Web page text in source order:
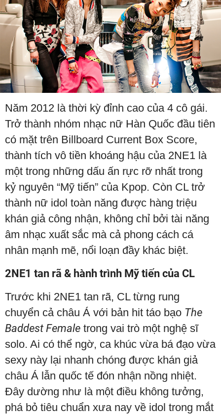
Năm 2012 là thời kỳ đỉnh cao của 4 cô gái.
Trở thành nhóm nhạc nữ Hàn Quốc đầu tiên
có mặt trên Billboard Current Box Score,
thành tích vô tiền khoáng hậu của 2NE1 là
một trong những dấu ấn rực rỡ nhất trong
kỷ nguyên “Mỹ tiến” của Kpop. Còn CL trở
thành nữ idol toàn năng được hàng triệu
khán giả công nhận, không chỉ bởi tài năng
âm nhạc xuất sắc mà cả phong cách cá
nhân mạnh mẽ, nổi loạn đầy khác biệt.
2NE1 tan rã & hành trình Mỹ tiến của CL
Trước khi 2NE1 tan rã, CL từng rung
chuyển cả châu Á với bản hit táo bạo The
Baddest Female trong vai trò một nghệ sĩ
solo. Ai có thể ngờ, ca khúc vừa bá đạo vừa
sexy này lại nhanh chóng được khán giả
châu Á lẫn quốc tế đón nhận nồng nhiệt.
Đây dường như là một điều không tưởng,
phá bỏ tiêu chuẩn xưa nay về idol trong mắt